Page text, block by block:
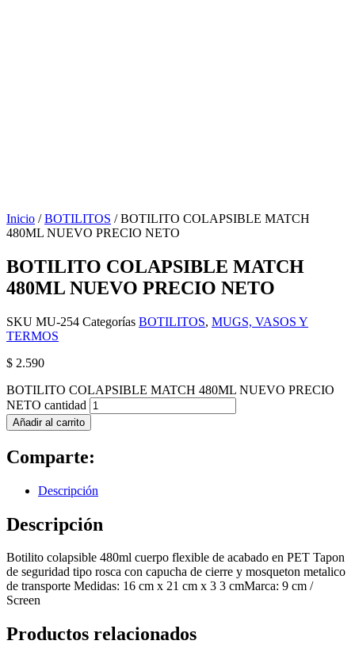
Inicio /BOTILITOS / BOTILITO COLAPSIBLE MATCH
480ML NUEVO PRECIO NETO
BOTILITO COLAPSIBLE MATCH
480ML NUEVO PRECIO NETO
SKU MU-254 Categorías BOTILITOS, MUGS, VASOS Y
TERMOS
$ 2.590
BOTILITO COLAPSIBLE MATCH 480ML NUEVO PRECIO
NETO cantidad
Añadir al carrito
Comparte:
Descripción
Descripción
Botilito colapsible 480ml cuerpo flexible de acabado en PET Tapon
de seguridad tipo rosca con capucha de cierre y mosqueton metalico
de transporte Medidas: 16 cm x 21 cm x 3 3 cmMarca: 9 cm /
Screen
Productos relacionados